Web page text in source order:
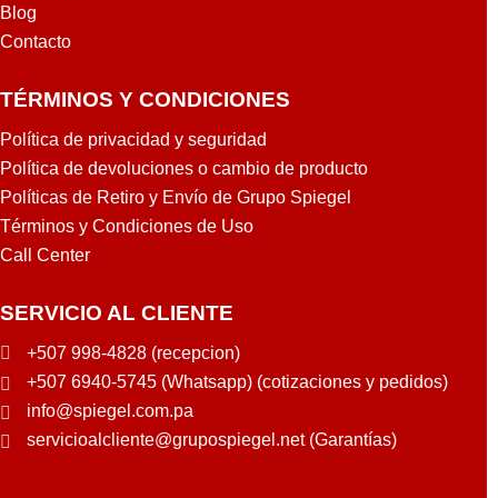
Blog
Contacto
TÉRMINOS Y CONDICIONES
Política de privacidad y seguridad
Política de devoluciones o cambio de producto
Políticas de Retiro y Envío de Grupo Spiegel
Términos y Condiciones de Uso
Call Center
SERVICIO AL CLIENTE
+507 998-4828 (recepcion)
+507 6940-5745 (Whatsapp) (cotizaciones y pedidos)
info@spiegel.com.pa
servicioalcliente@grupospiegel.net (Garantías)